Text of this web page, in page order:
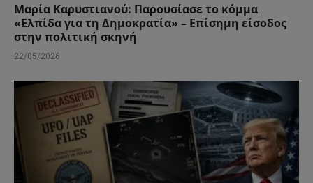
Μαρία Καρυστιανού: Παρουσίασε το κόμμα
«Ελπίδα για τη Δημοκρατία» – Επίσημη είσοδος
στην πολιτική σκηνή
22/05/2026